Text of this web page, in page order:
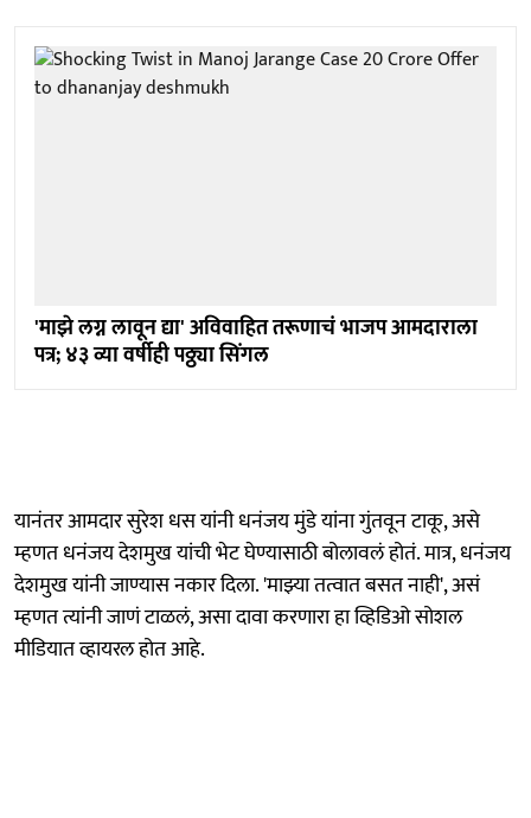
'माझे लग्न लावून द्या' अविवाहित तरूणाचं भाजप आमदाराला
पत्र; ४३ व्या वर्षीही पठ्ठ्या सिंगल
यानंतर आमदार सुरेश धस यांनी धनंजय मुंडे यांना गुंतवून टाकू, असे
म्हणत धनंजय देशमुख यांची भेट घेण्यासाठी बोलावलं होतं. मात्र, धनंजय
देशमुख यांनी जाण्यास नकार दिला. 'माझ्या तत्वात बसत नाही', असं
म्हणत त्यांनी जाणं टाळलं, असा दावा करणारा हा व्हिडिओ सोशल
मीडियात व्हायरल होत आहे.